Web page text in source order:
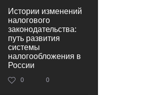
Истории изменений
налогового
законодательства:
путь развития
системы
налогообложения в
России
0 0